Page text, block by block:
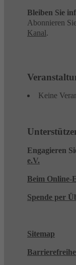
Bleiben Sie
Abonnieren
Kanal.
Keine
Engagieren
e.V.
Beim Online-
Spende per
Sitemap